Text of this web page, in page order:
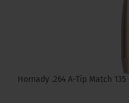
Hornady .264 A-Tip Match